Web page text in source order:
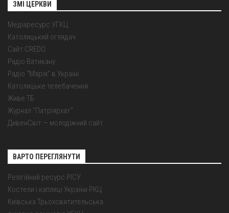
ЗМІ ЦЕРКВИ
Медіаресурс УГКЦ
Католицький оглядач
Сайт CREDO
Радіо Ватикану
Радіо "Марія" в Україні
Католицьке телебачення
Живе ТБ
Журнал "Патріярхат"
ДивенСвіт — молодіжний сайт
ВАРТО ПЕРЕГЛЯНУТИ
Релігійний ресурс РІСУ
Костели і каплиці України РКЦ
Київська Трьохсвятительська